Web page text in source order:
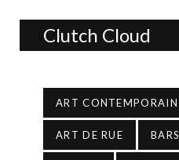
Clutch Cloud
ART CONTEMPORAIN
ART DE RUE BARS